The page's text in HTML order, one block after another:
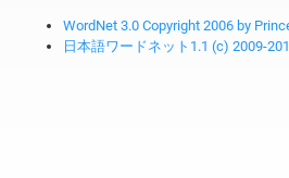
WordNet 3.0 Copyright 2006 by
日本語ワードネット1.1 (c) 2009-